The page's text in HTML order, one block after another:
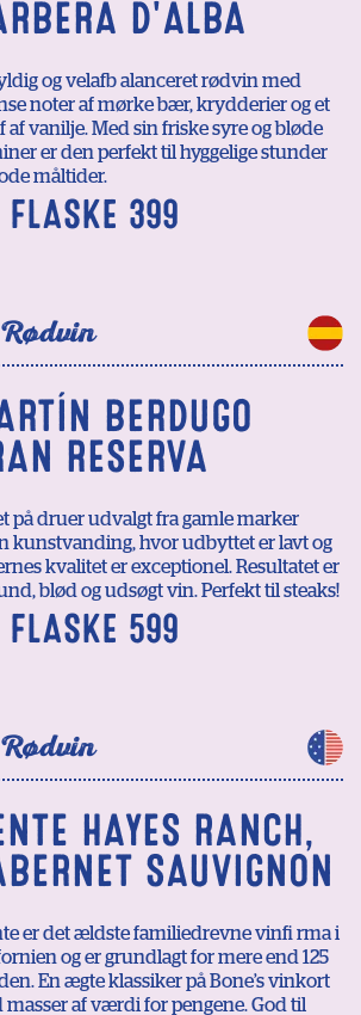
D'ALBA
og velafb alanceret rødvin med
noter af mørke bær, krydderier og et
af vanilje. Med sin friske syre og bløde
er den perfekt til hyggelige stunder
måltider.
FLASKE 399
Rødvin
BERDUGO
RESERVA
på druer udvalgt fra gamle marker
kunstvanding, hvor udbyttet er lavt og
kvalitet er exceptionel. Resultatet er
blød og udsøgt vin. Perfekt til steaks!
FLASKE 599
Rødvin
HAYES RANCH,
SAUVIGNON
er det ældste familiedrevne vinfi rma i
og er grundlagt for mere end 125
En ægte klassiker på Bone’s vinkort
masser af værdi for pengene. God til